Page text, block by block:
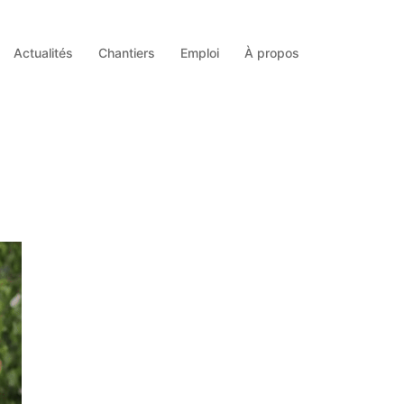
Actualités Chantiers Emploi À propos